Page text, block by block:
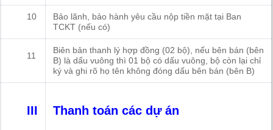
10
Bảo lãnh, bảo hành yêu cầu nộp tiền mặt tại Ban
TCKT (nếu có)
11
Biên bản thanh lý hợp đồng (02 bộ), nếu bên bán (bên
B) là dấu vuông thì 01 bộ có dấu vuông, bộ còn lại chỉ
ký và ghi rõ họ tên không đóng dấu bên bán (bên B)
III Thanh toán các dự án